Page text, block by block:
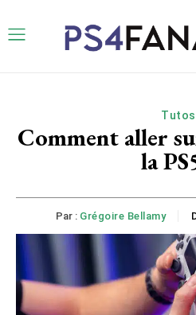
Tutos
Comment aller
la
Par : Grégoire Bellamy